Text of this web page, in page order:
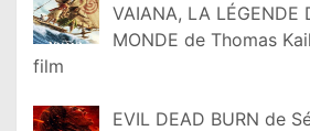
VAIANA, LA LÉGENDE
MONDE de Thomas
film
EVIL DEAD BURN de